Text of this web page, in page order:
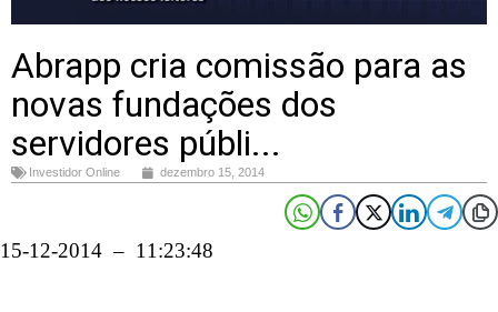
Abrapp cria comissão para as
novas fundações dos
servidores públi...
Investidor Online dezembro 15, 2014
15-12-2014 – 11:23:48